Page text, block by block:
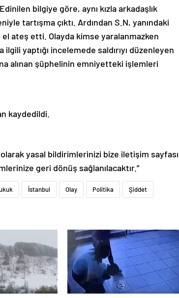
bilgiye göre, aynı kızla arkadaşlık
tartışma çıktı. Ardından S.N, yanındaki
el ateş etti. Olayda kimse yaralanmazken
yaptığı incelemede saldırıyı düzenleyen
alınan şüphelinin emniyetteki işlemleri
kaydedildi.
yasal bildirimlerinizi bize iletişim sayfası
geri dönüş sağlanılacaktır.”
İstanbul Olay Politika Şiddet